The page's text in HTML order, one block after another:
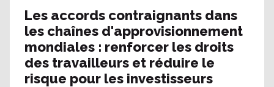
Les accords contraignants dans
les chaînes d'approvisionnement
mondiales : renforcer les droits
des travailleurs et réduire le
risque pour les investisseurs